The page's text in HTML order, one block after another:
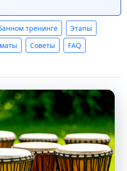
тренинге
Этапы
Советы
FAQ